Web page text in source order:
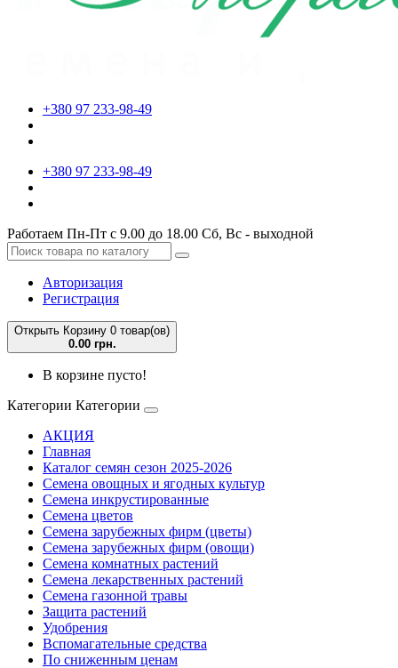
+380 97 233-98-49
+380 97 233-98-49
Работаем Пн-Пт с 9.00 до 18.00 Сб, Вс - выходной
Авторизация
Регистрация
Открыть Корзину 0 товар(ов)
0.00 грн.
В корзине пусто!
Категории Категории
АКЦИЯ
Главная
Каталог семян сезон 2025-2026
Семена овощных и ягодных культур
Семена инкрустированные
Семена цветов
Семена зарубежных фирм (цветы)
Семена зарубежных фирм (овощи)
Семена комнатных растений
Семена лекарственных растений
Семена газонной травы
Защита растений
Удобрения
Вспомагательные средства
По сниженным ценам